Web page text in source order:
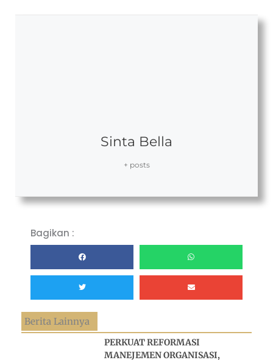
Sinta Bella
+ posts
Bagikan :
Berita Lainnya
PERKUAT REFORMASI
MANEJEMEN ORGANISASI,